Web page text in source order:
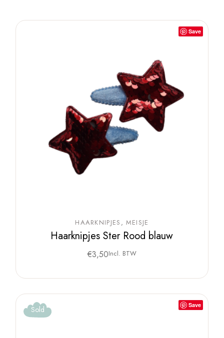
Save
HAARKNIPJES MEISJE
Haarknipjes Ster Rood blauw
€3,50Incl. BTW
Save
Sold